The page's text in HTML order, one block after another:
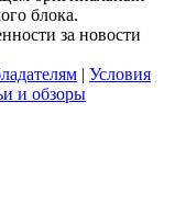
блока.
за новости
| Условия
и обзоры